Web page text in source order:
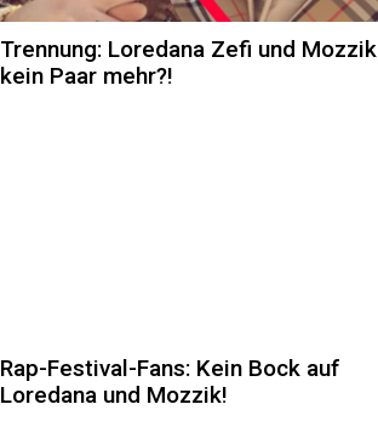
Trennung: Loredana Zefi und Mozzik
kein Paar mehr?!
Rap-Festival-Fans: Kein Bock auf
Loredana und Mozzik!